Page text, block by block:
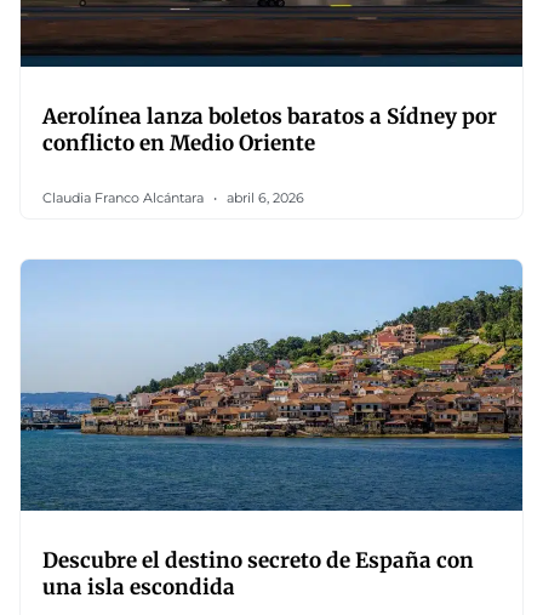
Aerolínea lanza boletos baratos a Sídney por
conflicto en Medio Oriente
Claudia Franco Alcántara abril 6, 2026
Descubre el destino secreto de España con
una isla escondida